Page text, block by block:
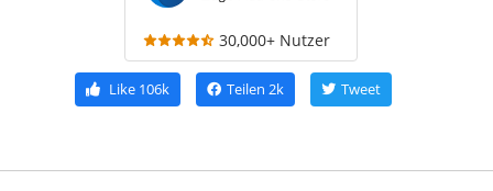
30,000+ Nutzer
Like 106k Teilen 2k Tweet